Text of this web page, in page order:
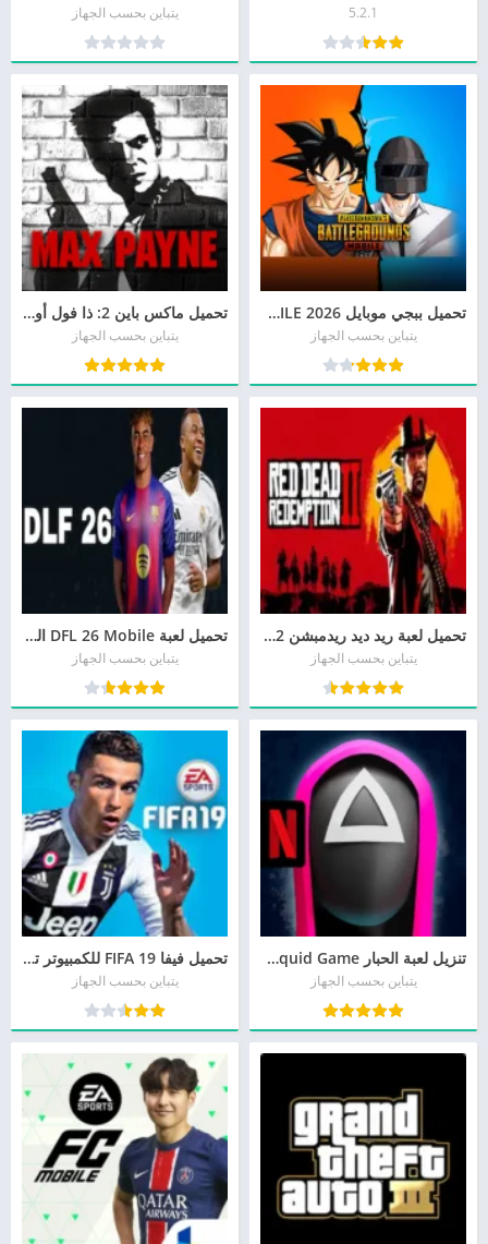
5.2.1 يتباين بحسب الجهاز
تحميل ببجي موبايل 2026 PUBG MOBILE الاصليه مجانا
يتباين بحسب الجهاز
تحميل ماكس باين 2: ذا فول أوف ماكس باين 2 Max Payne مجانا
يتباين بحسب الجهاز
تحميل لعبة ريد ديد ريدمبشن 2 على الهاتف
يتباين بحسب الجهاز
تحميل لعبة DFL 26 Mobile العاب الملوك DFL مجانا
يتباين بحسب الجهاز
تنزيل لعبة الحبار Squid Game من ميديا فاير
يتباين بحسب الجهاز
تحميل فيفا 19 FIFA للكمبيوتر تعليق عربي أخر إصدار
يتباين بحسب الجهاز